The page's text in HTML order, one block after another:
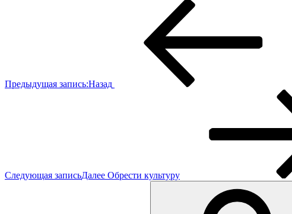
Предыдущая запись:Назад
Следующая записьДалее Обрести культуру